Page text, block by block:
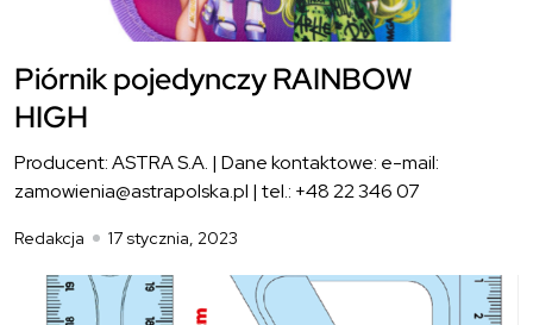
Piórnik pojedynczy RAINBOW
HIGH
Producent: ASTRA S.A. | Dane kontaktowe: e-mail:
zamowienia@astrapolska.pl | tel.: +48 22 346 07
Redakcja 17 stycznia, 2023